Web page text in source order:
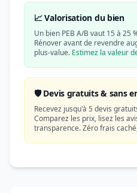
📈 Valorisation du bien
Un bien PEB A/B vaut 15 à 25
Rénover avant de revendre
plus-value. Estimez la valeur
🛡️ Devis gratuits & sans
Recevez jusqu'à 5 devis
Comparez les prix, lisez les
transparence. Zéro frais